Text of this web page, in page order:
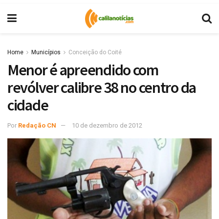
Home Municípios Conceição do Coité
Menor é apreendido com
revólver calibre 38 no centro da
cidade
Por Redação CN 10 de dezembro de 2012